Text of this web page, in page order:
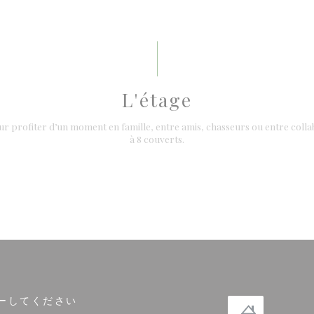
L'étage
profiter d’un moment en famille, entre amis, chasseurs ou entre
à 8 couverts.
してください